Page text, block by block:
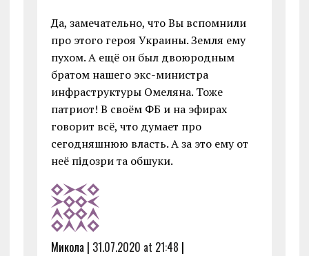
Да, замечательно, что Вы вспомнили
про этого героя Украины. Земля ему
пухом. А ещё он был двоюродным
братом нашего экс-министра
инфраструктуры Омеляна. Тоже
патриот! В своём ФБ и на эфирах
говорит всё, что думает про
сегодняшнюю власть. А за это ему от
неё підозри та обшуки.
Микола | 31.07.2020 at 21:48 |